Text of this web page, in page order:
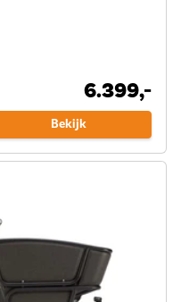
6.399,-
Bekijk